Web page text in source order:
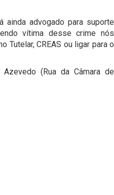
advogado para suporte
vítima desse crime nós
Tutelar, CREAS ou ligar para o
(Rua da Câmara de